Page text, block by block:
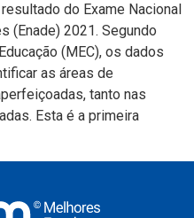
do Exame Nacional
(Enade) 2021. Segundo
(MEC), os dados
as áreas de
tanto nas
Esta é a primeira